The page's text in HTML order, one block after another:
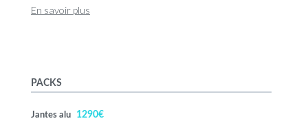
En savoir plus
PACKS
Jantes alu 1290€